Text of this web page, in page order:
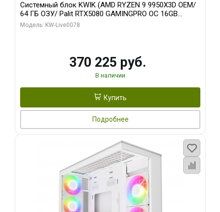
Системный блок KWIK (AMD RYZEN 9 9950X3D OEM/
64 ГБ ОЗУ/ Palit RTX5080 GAMINGPRO OC 16GB
GDDR7 256bit 3xDP HD/ 1 ТБ SSD)
Модель: KW-Live0078
370 225 руб.
В наличии
Купить
Подробнее